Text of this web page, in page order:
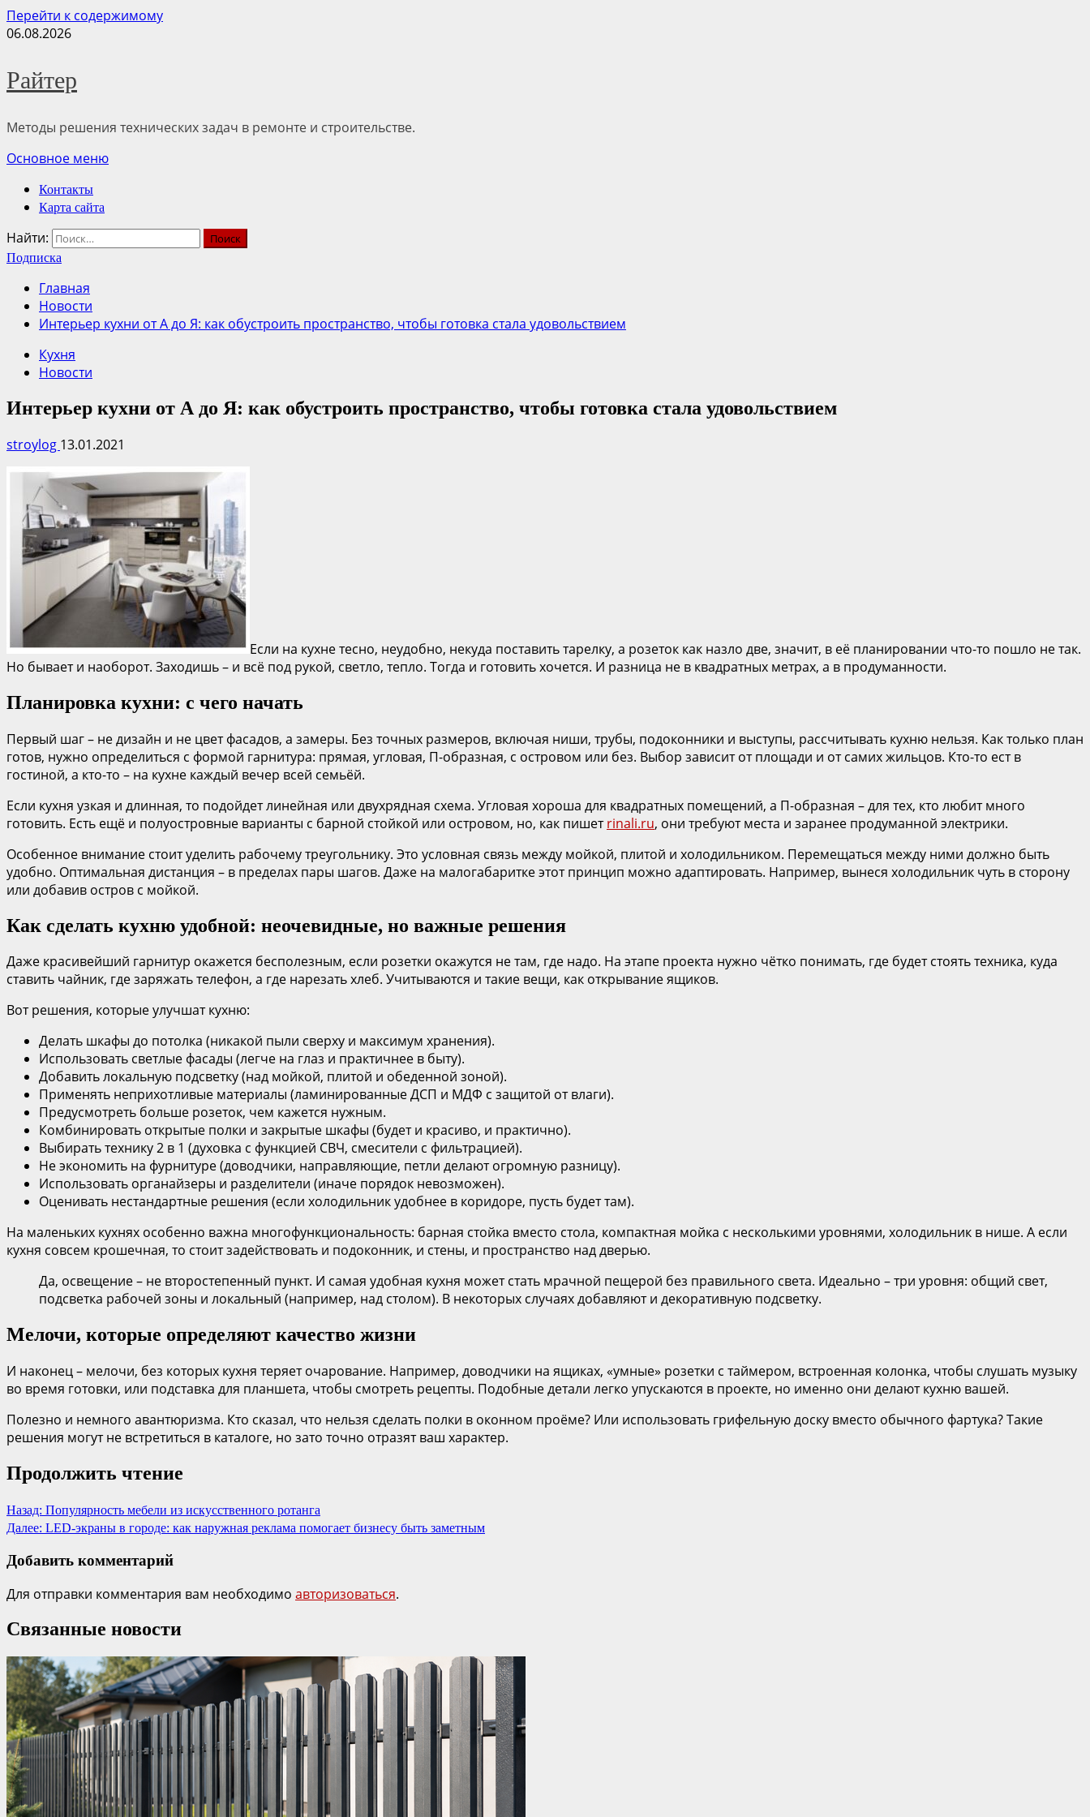
Перейти к содержимому
06.08.2026
Райтер
Методы решения технических задач в ремонте и строительстве.
Основное меню
Контакты
Карта сайта
Найти:
Подписка
Главная
Новости
Интерьер кухни от А до Я: как обустроить пространство, чтобы готовка стала удовольствием
Кухня
Новости
Интерьер кухни от А до Я: как обустроить пространство, чтобы готовка стала удовольствием
stroylog 13.01.2021
Если на кухне тесно, неудобно, некуда поставить тарелку, а розеток как назло две, значит, в её планировании что-то пошло не так.
Но бывает и наоборот. Заходишь – и всё под рукой, светло, тепло. Тогда и готовить хочется. И разница не в квадратных метрах, а в продуманности.
Планировка кухни: с чего начать
Первый шаг – не дизайн и не цвет фасадов, а замеры. Без точных размеров, включая ниши, трубы, подоконники и выступы, рассчитывать кухню нельзя. Как только план
готов, нужно определиться с формой гарнитура: прямая, угловая, П-образная, с островом или без. Выбор зависит от площади и от самих жильцов. Кто-то ест в
гостиной, а кто-то – на кухне каждый вечер всей семьёй.
Если кухня узкая и длинная, то подойдет линейная или двухрядная схема. Угловая хороша для квадратных помещений, а П-образная – для тех, кто любит много
готовить. Есть ещё и полуостровные варианты с барной стойкой или островом, но, как пишетrinali.ru, они требуют места и заранее продуманной электрики.
Особенное внимание стоит уделить рабочему треугольнику. Это условная связь между мойкой, плитой и холодильником. Перемещаться между ними должно быть
удобно. Оптимальная дистанция – в пределах пары шагов. Даже на малогабаритке этот принцип можно адаптировать. Например, вынеся холодильник чуть в сторону
или добавив остров с мойкой.
Как сделать кухню удобной: неочевидные, но важные решения
Даже красивейший гарнитур окажется бесполезным, если розетки окажутся не там, где надо. На этапе проекта нужно чётко понимать, где будет стоять техника, куда
ставить чайник, где заряжать телефон, а где нарезать хлеб. Учитываются и такие вещи, как открывание ящиков.
Вот решения, которые улучшат кухню:
Делать шкафы до потолка (никакой пыли сверху и максимум хранения).
Использовать светлые фасады (легче на глаз и практичнее в быту).
Добавить локальную подсветку (над мойкой, плитой и обеденной зоной).
Применять неприхотливые материалы (ламинированные ДСП и МДФ с защитой от влаги).
Предусмотреть больше розеток, чем кажется нужным.
Комбинировать открытые полки и закрытые шкафы (будет и красиво, и практично).
Выбирать технику 2 в 1 (духовка с функцией СВЧ, смесители с фильтрацией).
Не экономить на фурнитуре (доводчики, направляющие, петли делают огромную разницу).
Использовать органайзеры и разделители (иначе порядок невозможен).
Оценивать нестандартные решения (если холодильник удобнее в коридоре, пусть будет там).
На маленьких кухнях особенно важна многофункциональность: барная стойка вместо стола, компактная мойка с несколькими уровнями, холодильник в нише. А если
кухня совсем крошечная, то стоит задействовать и подоконник, и стены, и пространство над дверью.
Да, освещение – не второстепенный пункт. И самая удобная кухня может стать мрачной пещерой без правильного света. Идеально – три уровня: общий свет,
подсветка рабочей зоны и локальный (например, над столом). В некоторых случаях добавляют и декоративную подсветку.
Мелочи, которые определяют качество жизни
И наконец – мелочи, без которых кухня теряет очарование. Например, доводчики на ящиках, «умные» розетки с таймером, встроенная колонка, чтобы слушать музыку
во время готовки, или подставка для планшета, чтобы смотреть рецепты. Подобные детали легко упускаются в проекте, но именно они делают кухню вашей.
Полезно и немного авантюризма. Кто сказал, что нельзя сделать полки в оконном проёме? Или использовать грифельную доску вместо обычного фартука? Такие
решения могут не встретиться в каталоге, но зато точно отразят ваш характер.
Продолжить чтение
Назад: Популярность мебели из искусственного ротанга
Далее: LED-экраны в городе: как наружная реклама помогает бизнесу быть заметным
Добавить комментарий
Для отправки комментария вам необходимо авторизоваться.
Связанные новости